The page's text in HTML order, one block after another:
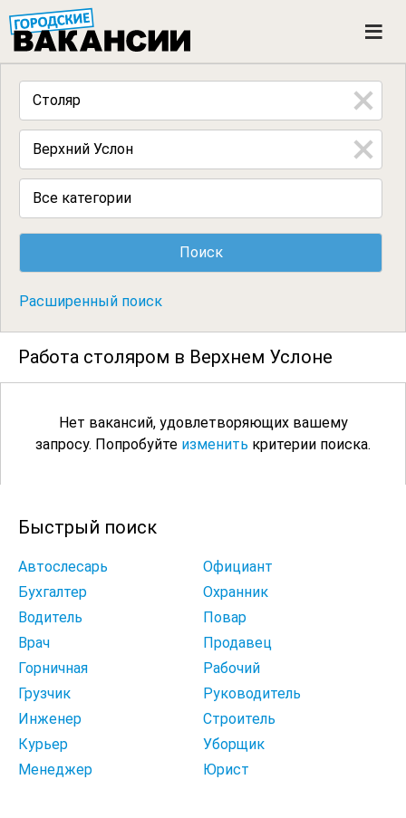
n
Все категории
Расширенный поиск
Работа столяром в Верхнем Услоне
Нет вакансий, удовлетворяющих вашему
запросу. Попробуйте изменить критерии поиска.
Быстрый поиск
Автослесарь
Официант
Бухгалтер
Охранник
Водитель
Повар
Врач
Продавец
Горничная
Рабочий
Грузчик
Руководитель
Инженер
Строитель
Курьер
Уборщик
Менеджер
Юрист